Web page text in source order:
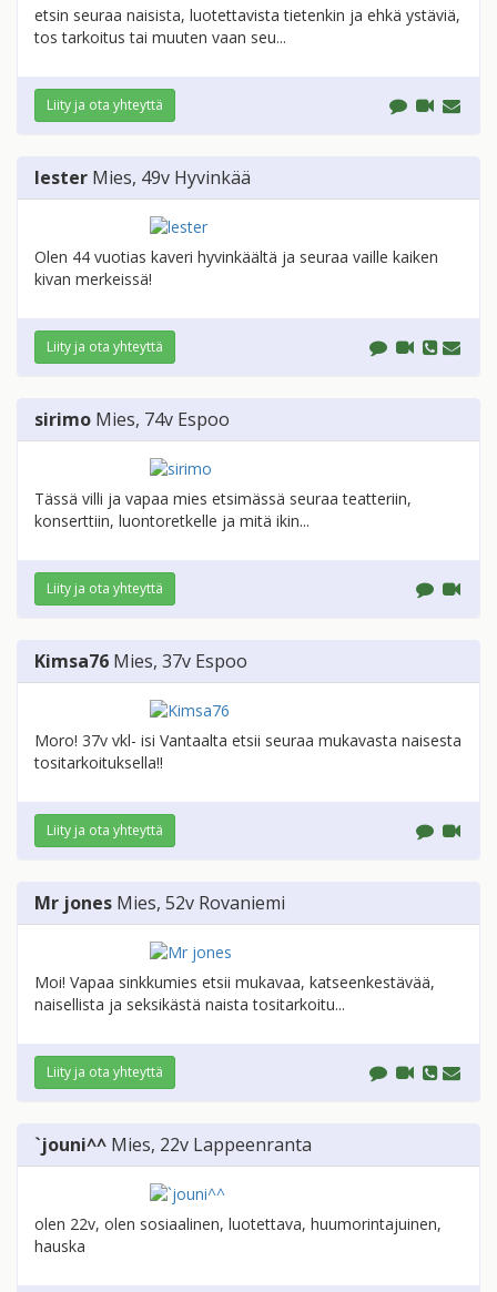
etsin seuraa naisista, luotettavista tietenkin ja ehkä ystäviä,
tos tarkoitus tai muuten vaan seu...
Liity ja ota yhteyttä
lester Mies, 49v Hyvinkää
Olen 44 vuotias kaveri hyvinkäältä ja seuraa vaille kaiken
kivan merkeissä!
Liity ja ota yhteyttä
sirimo Mies, 74v Espoo
Tässä villi ja vapaa mies etsimässä seuraa teatteriin,
konserttiin, luontoretkelle ja mitä ikin...
Liity ja ota yhteyttä
Kimsa76 Mies, 37v Espoo
Moro! 37v vkl- isi Vantaalta etsii seuraa mukavasta naisesta
tositarkoituksella!!
Liity ja ota yhteyttä
Mr jones Mies, 52v Rovaniemi
Moi! Vapaa sinkkumies etsii mukavaa, katseenkestävää,
naisellista ja seksikästä naista tositarkoitu...
Liity ja ota yhteyttä
`jouni^^ Mies, 22v Lappeenranta
olen 22v, olen sosiaalinen, luotettava, huumorintajuinen,
hauska